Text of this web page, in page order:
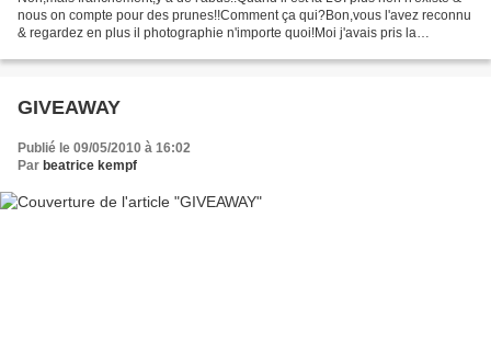
nous on compte pour des prunes!!Comment ça qui?Bon,vous l'avez reconnu
& regardez en plus il photographie n'importe quoi!Moi j'avais pris la
GIVEAWAY
Publié le 09/05/2010 à 16:02
Par beatrice kempf